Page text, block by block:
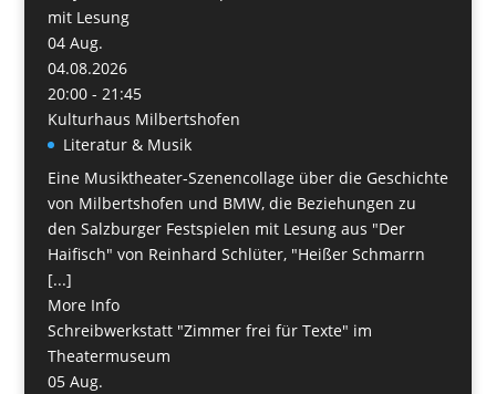
mit Lesung
04 Aug.
04.08.2026
20:00 - 21:45
Kulturhaus Milbertshofen
Literatur & Musik
Eine Musiktheater-Szenencollage über die Geschichte
von Milbertshofen und BMW, die Beziehungen zu
den Salzburger Festspielen mit Lesung aus "Der
Haifisch" von Reinhard Schlüter, "Heißer Schmarrn
[...]
More Info
Schreibwerkstatt "Zimmer frei für Texte" im
Theatermuseum
05 Aug.